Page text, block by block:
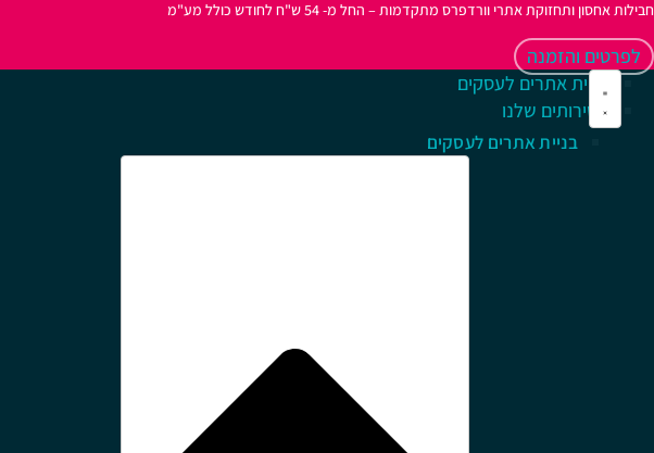
חבילות אחסון ותחזוקת אתרי וורדפרס מתקדמות – החל מ- 54 ש"ח לחודש כולל מע"מ
לפרטים והזמנה
בניית אתרים לעסקים
בניית אתרים לעסקים
השירותים שלנו